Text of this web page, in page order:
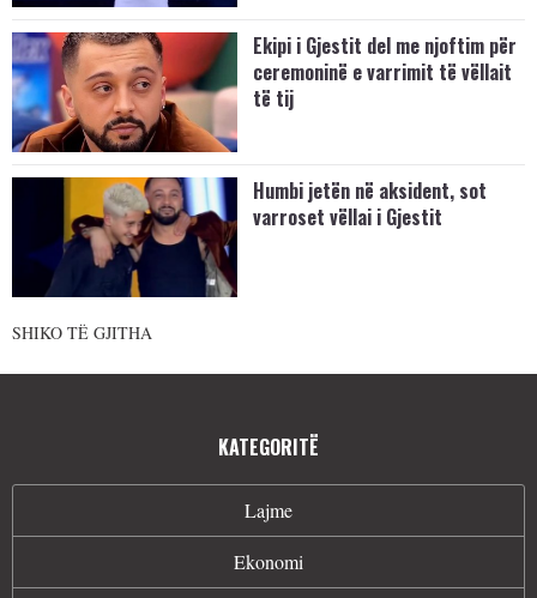
Ekipi i Gjestit del me njoftim për
ceremoninë e varrimit të vëllait
të tij
Humbi jetën në aksident, sot
varroset vëllai i Gjestit
SHIKO TË GJITHA
KATEGORITË
Lajme
Ekonomi